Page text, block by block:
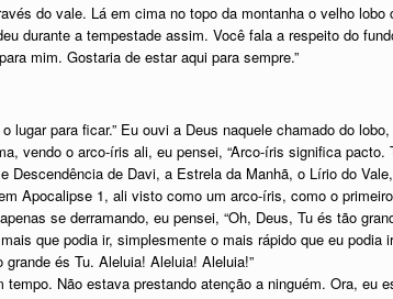
do vale. Lá em cima no topo da montanha o velho lobo
durante a tempestade assim. Você fala a respeito do
mim. Gostaria de estar aqui para sempre.”
para ficar.” Eu ouvi a Deus naquele chamado do
vendo o arco-íris ali, eu pensei, “Arco-íris significa pacto.
de Davi, a Estrela da Manhã, o Lírio do
Apocalipse 1, ali visto como um arco-íris, como o
se derramando, eu pensei, “Oh, Deus, Tu és tão
que podia ir, simplesmente o mais rápido que eu podia
és Tu. Aleluia! Aleluia! Aleluia!”
Não estava prestando atenção a ninguém. Ora, eu